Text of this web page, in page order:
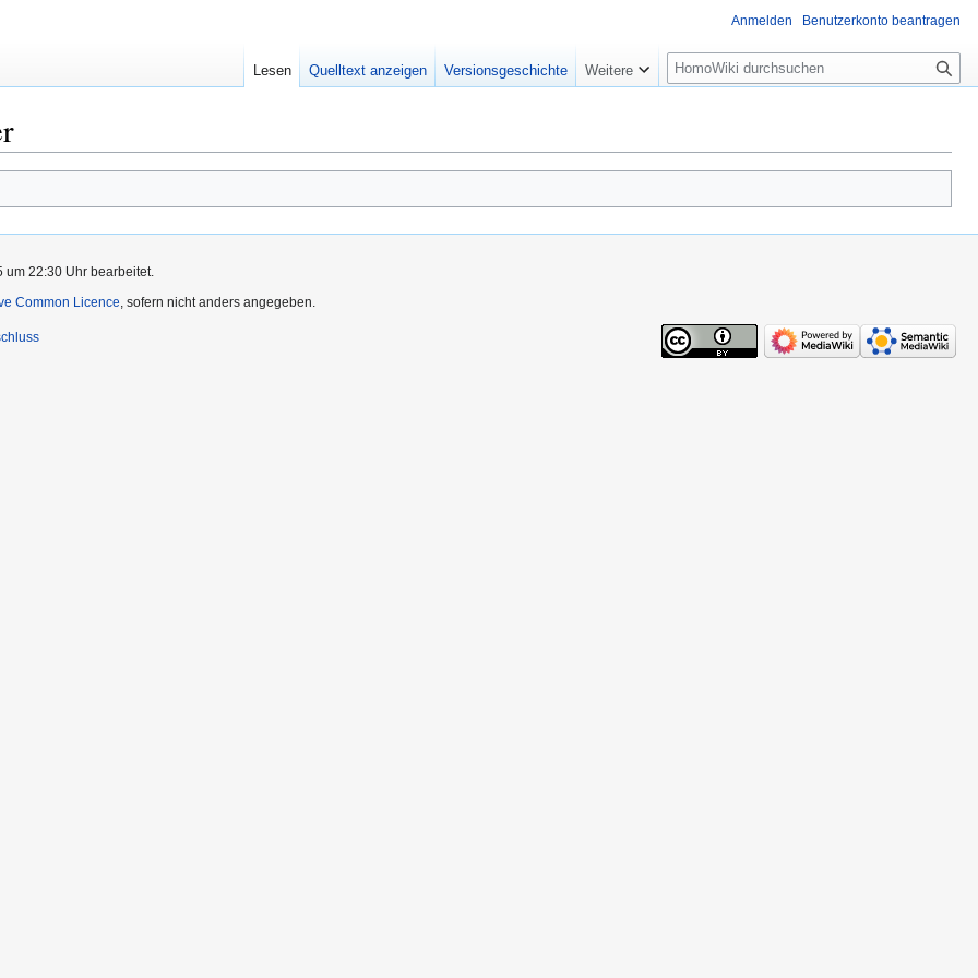
Anmelden Benutzerkonto beantragen
Lesen Quelltext anzeigen Versionsgeschichte Weitere
Suche
um 22:30 Uhr bearbeitet.
Common Licence, sofern nicht anders angegeben.